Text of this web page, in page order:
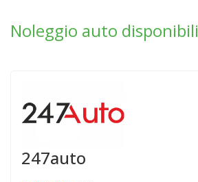
Noleggio auto disponibili
247auto